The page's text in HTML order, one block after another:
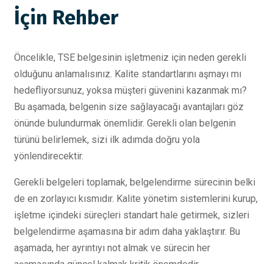
İçin Rehber
Öncelikle, TSE belgesinin işletmeniz için neden gerekli
olduğunu anlamalısınız. Kalite standartlarını aşmayı mı
hedefliyorsunuz, yoksa müşteri güvenini kazanmak mı?
Bu aşamada, belgenin size sağlayacağı avantajları göz
önünde bulundurmak önemlidir. Gerekli olan belgenin
türünü belirlemek, sizi ilk adımda doğru yola
yönlendirecektir.
Gerekli belgeleri toplamak, belgelendirme sürecinin belki
de en zorlayıcı kısmıdır. Kalite yönetim sistemlerini kurup,
işletme içindeki süreçleri standart hale getirmek, sizleri
belgelendirme aşamasına bir adım daha yaklaştırır. Bu
aşamada, her ayrıntıyı not almak ve sürecin her